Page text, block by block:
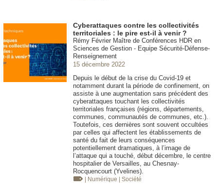
Cyberattaques contre les collectivités
territoriales : le pire est-il à venir ?
Rémy Février Maître de Conférences HDR en
Sciences de Gestion - Equipe Sécurité-Défense-
Renseignement
15 décembre 2022
Depuis le début de la crise du Covid-19 et
notamment durant la période de confinement, on
assiste à une augmentation sans précédent des
cyberattaques touchant les collectivités
territoriales françaises (régions, départements,
communes, communautés de communes, etc.).
Toutefois, ces dernières sont souvent occultées
par celles qui affectent les établissements de
santé du fait de leurs conséquences
potentiellement dramatiques, à l’image de
l’attaque qui a touché, début décembre, le centre
hospitalier de Versailles, au Chesnay-
Rocquencourt (Yvelines).
| Numérique | Société